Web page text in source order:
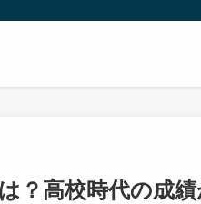
？高校時代の成